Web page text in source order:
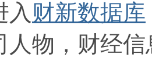
财新数据库
人物，财经